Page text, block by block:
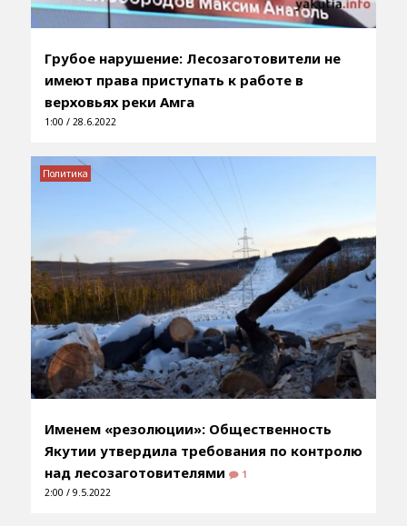
Грубое нарушение: Лесозаготовители не
имеют права приступать к работе в
верховьях реки Амга
1:00 / 28.6.2022
Именем «резолюции»: Общественность
Якутии утвердила требования по контролю
над лесозаготовителями
1
2:00 / 9.5.2022
Политика